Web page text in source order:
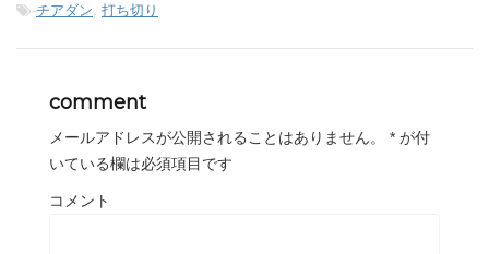
-チアダン 打ち切り
comment
メールアドレスが公開されることはありません。 * が付
いている欄は必須項目です
コメント